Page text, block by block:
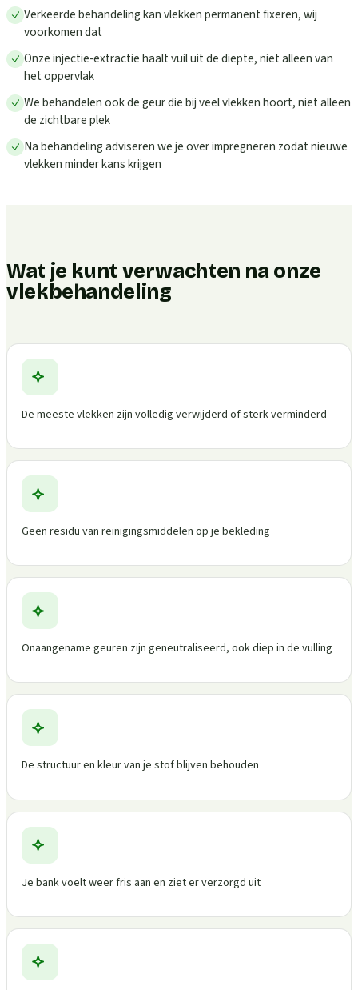
Verkeerde behandeling kan vlekken permanent fixeren, wij
voorkomen dat
Onze injectie-extractie haalt vuil uit de diepte, niet alleen van
het oppervlak
We behandelen ook de geur die bij veel vlekken hoort, niet alleen
de zichtbare plek
Na behandeling adviseren we je over impregneren zodat nieuwe
vlekken minder kans krijgen
Wat je kunt verwachten na onze
vlekbehandeling
De meeste vlekken zijn volledig verwijderd of sterk verminderd
Geen residu van reinigingsmiddelen op je bekleding
Onaangename geuren zijn geneutraliseerd, ook diep in de vulling
De structuur en kleur van je stof blijven behouden
Je bank voelt weer fris aan en ziet er verzorgd uit